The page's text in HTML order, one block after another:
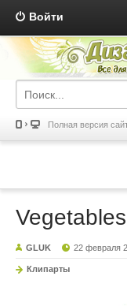
Войти
Полная версия
Vegetables
GLUK 22 февраля
Клипарты